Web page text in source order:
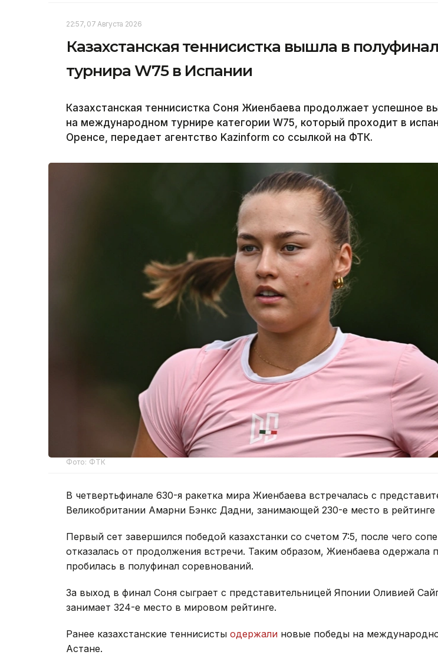
22:57, 07 Августа 2026
Казахстанская теннисистка вышла в полуфинал
турнира W75 в Испании
Казахстанская теннисистка Соня Жиенбаева продолжает успешное
на международном турнире категории W75, который проходит в
Оренсе, передает агентство Kazinform со ссылкой на ФТК.
Фото: ФТК
В четвертьфинале 630-я ракетка мира Жиенбаева встречалась с
Великобритании Амарни Бэнкс Дадни, занимающей 230-е место в рейтинге
Первый сет завершился победой казахстанки со счетом 7:5, после чего
отказалась от продолжения встречи. Таким образом, Жиенбаева одержала
пробилась в полуфинал соревнований.
За выход в финал Соня сыграет с представительницей Японии Оливией
занимает 324-е место в мировом рейтинге.
Ранее казахстанские теннисисты одержали новые победы на
Астане.